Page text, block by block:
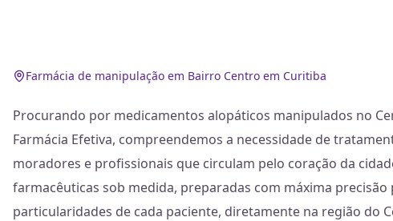
Farmácia de manipulação em Bairro Centro em Curitiba
Procurando por medicamentos alopáticos manipulados no
Farmácia Efetiva, compreendemos a necessidade de
moradores e profissionais que circulam pelo coração da
farmacêuticas sob medida, preparadas com máxima precisão
particularidades de cada paciente, diretamente na região do